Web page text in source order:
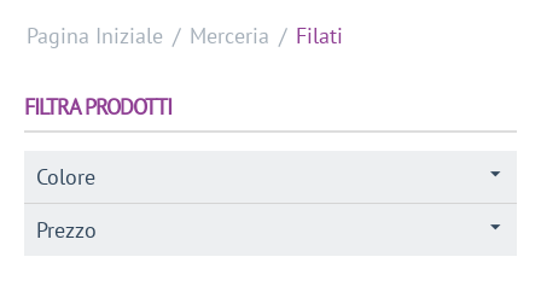
Pagina Iniziale / Merceria / Filati
FILTRA PRODOTTI
Colore
Prezzo